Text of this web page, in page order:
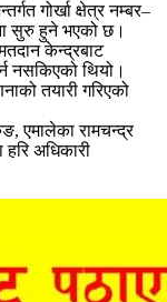
गोर्खा क्षेत्र नम्बर–
सुरु हुने भएको छ।
केन्द्रबाट
नसकिएको थियो।
तयारी गरिएको
एमालेका रामचन्द्र
अधिकारी